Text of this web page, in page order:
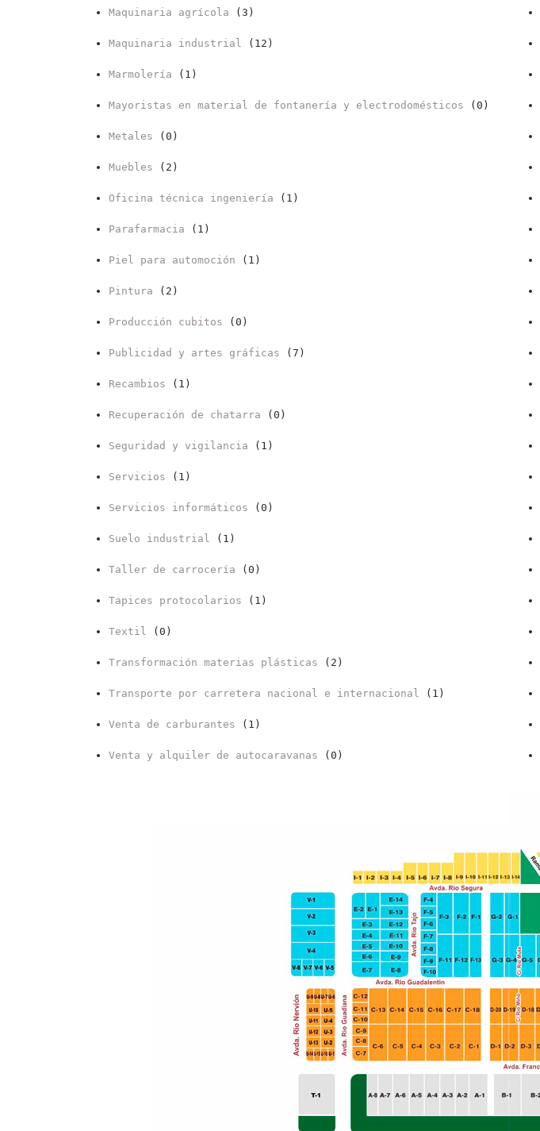
Maquinaria agrícola (3)
Maquinaria industrial (12)
Marmolería (1)
Mayoristas en material de fontanería y electrodomésticos (0)
Metales (0)
Muebles (2)
Oficina técnica ingeniería (1)
Parafarmacia (1)
Piel para automoción (1)
Pintura (2)
Producción cubitos (0)
Publicidad y artes gráficas (7)
Recambios (1)
Recuperación de chatarra (0)
Seguridad y vigilancia (1)
Servicios (1)
Servicios informáticos (0)
Suelo industrial (1)
Taller de carrocería (0)
Tapices protocolarios (1)
Textil (0)
Transformación materias plásticas (2)
Transporte por carretera nacional e internacional (1)
Venta de carburantes (1)
Venta y alquiler de autocaravanas (0)